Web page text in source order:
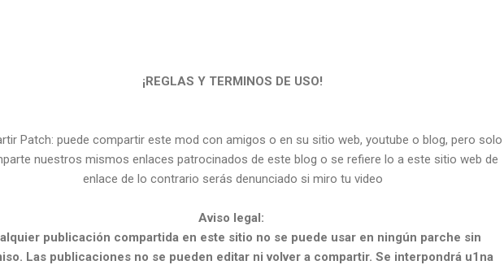
¡REGLAS Y TERMINOS DE USO!
Patch: puede compartir este mod con amigos o en su sitio web, youtube o blog, pero solo
nuestros mismos enlaces patrocinados de este blog o se refiere lo a este sitio web de
enlace de lo contrario serás denunciado si miro tu video
Aviso legal:
publicación compartida en este sitio no se puede usar en ningún parche sin
Las publicaciones no se pueden editar ni volver a compartir. Se interpondrá u1na